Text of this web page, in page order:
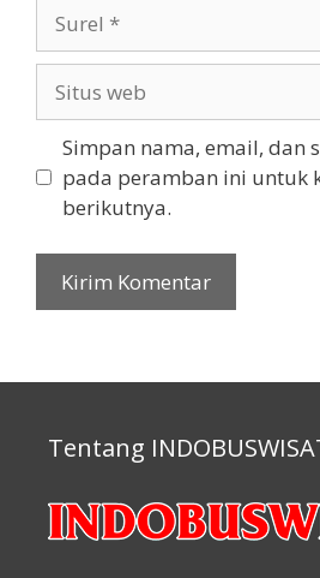
web
Simpan nama, email, dan
pada peramban ini untuk
berikutnya.
Tentang